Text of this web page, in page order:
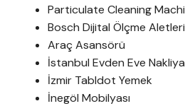
Particulate Cleaning
Bosch Dijital Ölçme Aletleri
Araç Asansörü
İstanbul Evden Eve
İzmir Tabldot Yemek
İnegöl Mobilyası